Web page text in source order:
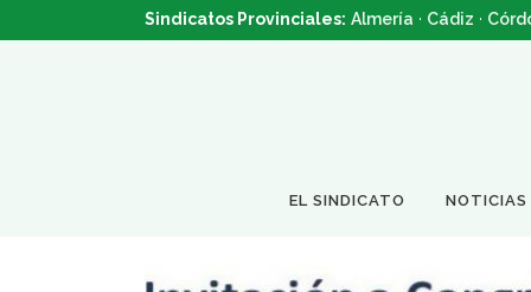
Sindicatos Provinciales: Almería · Cádiz ·
EL SINDICATO NOTICIAS